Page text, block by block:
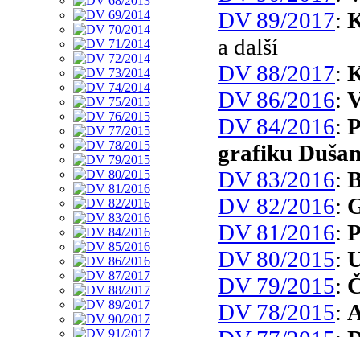
DV 89/2017:
a další
DV 88/2017:
DV 86/2016:
DV 84/2016:
grafiku
DV 83/2016:
DV 82/2016:
DV 81/2016:
DV 80/2015:
DV 79/2015:
DV 78/2015: